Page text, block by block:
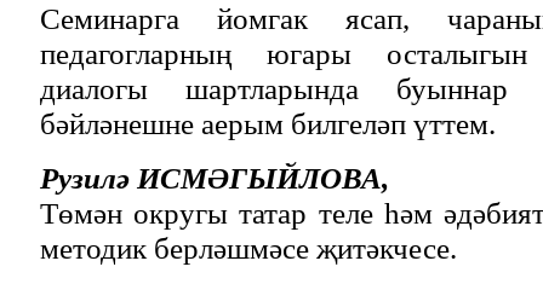
Семинарга йомгак ясап,
педагогларның югары
диалогы шартларында буыннар
бәйләнешне аерым билгеләп үттем.
Рузилә ИСМӘГЫЙЛОВА,
Төмән округы татар теле һәм
методик берләшмәсе җитәкчесе.